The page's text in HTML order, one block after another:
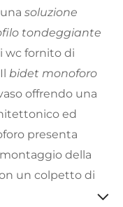
soluzione
tondeggiante
wc fornito di
bidet monoforo
offrendo una
ed
presenta
della
un colpetto di
altri 2 fori senza